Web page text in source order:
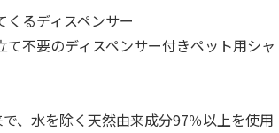
るディスペンサー
て不要のディスペンサー付きペット用シャ
、水を除く天然由来成分97％以上を使用